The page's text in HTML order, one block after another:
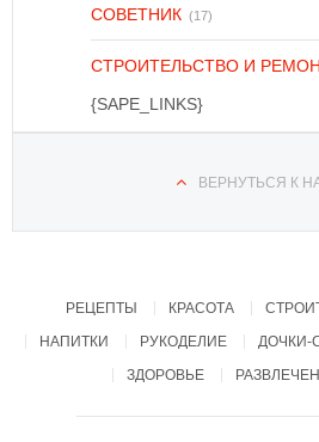
СОВЕТНИК (17)
СТРОИТЕЛЬСТВО И
{SAPE_LINKS}
ВЕРНУТЬСЯ К
РЕЦЕПТЫ КРАСОТА
НАПИТКИ
РУКОДЕЛИЕ ДОЧКИ-
ЗДОРОВЬЕ